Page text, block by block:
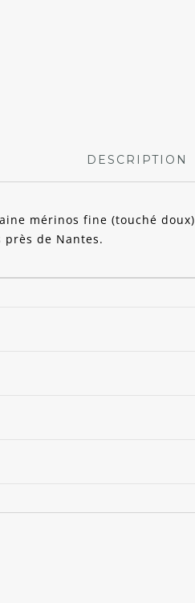
DESCRIPTION
mérinos fine (touché doux)
de Nantes.